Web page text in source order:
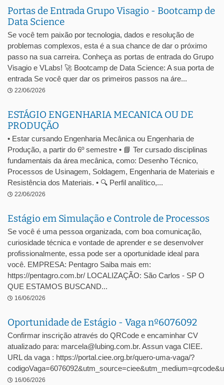
Portas de Entrada Grupo Visagio - Bootcamp de
Data Science
Se você tem paixão por tecnologia, dados e resolução de
problemas complexos, esta é a sua chance de dar o próximo
passo na sua carreira. Conheça as portas de entrada do Grupo
Visagio e VLabs! 🚀 Bootcamp de Data Science: A sua porta de
entrada Se você quer dar os primeiros passos na áre...
22/06/2026
ESTÁGIO ENGENHARIA MECANICA OU DE
PRODUÇÃO
• Estar cursando Engenharia Mecânica ou Engenharia de
Produção, a partir do 6º semestre • 📘 Ter cursado disciplinas
fundamentais da área mecânica, como: Desenho Técnico,
Processos de Usinagem, Soldagem, Engenharia de Materiais e
Resistência dos Materiais. • 🔍 Perfil analítico,...
22/06/2026
Estágio em Simulação e Controle de Processos
Se você é uma pessoa organizada, com boa comunicação,
curiosidade técnica e vontade de aprender e se desenvolver
profissionalmente, essa pode ser a oportunidade ideal para
você. EMPRESA: Pentagro Saiba mais em:
https://pentagro.com.br/ LOCALIZAÇÃO: São Carlos - SP O
QUE ESTAMOS BUSCAND...
16/06/2026
Oportunidade de Estágio - Vaga nº6076092
Confirmar inscrição através do QRCode e encaminhar CV
atualizado para: marcela@lubing.com.br. Assun vaga CIEE.
URL da vaga : https://portal.ciee.org.br/quero-uma-vaga/?
16/06/2026